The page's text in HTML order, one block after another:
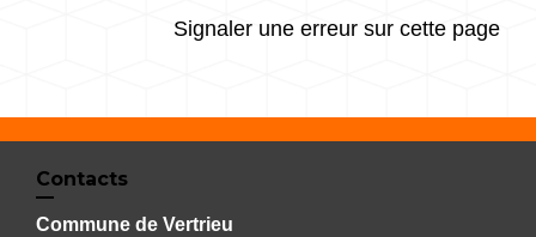
Signaler une erreur sur cette page
Contacts
Commune de Vertrieu